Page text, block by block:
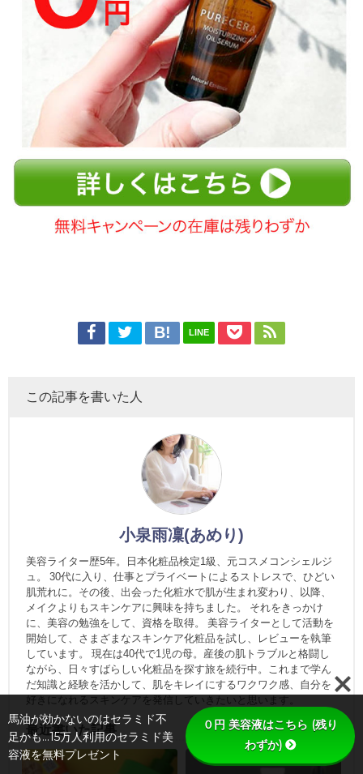
LINE
この記事を書いた人
小泉雨凜(あめり)
美容ライター歴5年。日本化粧品検定1級、元コスメコンシェルジ
ュ。 30代に入り、仕事とプライベートによるストレスで、ひどい
肌荒れに。その後、出会った化粧水で肌が生まれ変わり、以降、
メイクよりもスキンケアに興味を持ちました。 それをきっかけ
に、美容の勉強をして、資格を取得。 美容ライターとして活動を
開始して、さまざまなスキンケア化粧品を試し、レビューを執筆
しています。 現在は40代で1児の母。産後の肌トラブルと格闘し
ながら、日々すばらしい化粧品を探す旅を続行中。これまで学ん
だ知識と経験を活かして、肌をキレイにするワクワク感、自分を
好きになれるスキンケアを発信していきたいと思います。
最近書いた記事
馬油が効かないのはセラミド不
足かも…15万人利用のセラミド美
容液を無料プレゼント
０円 美容液はこちら (残り
わずか)